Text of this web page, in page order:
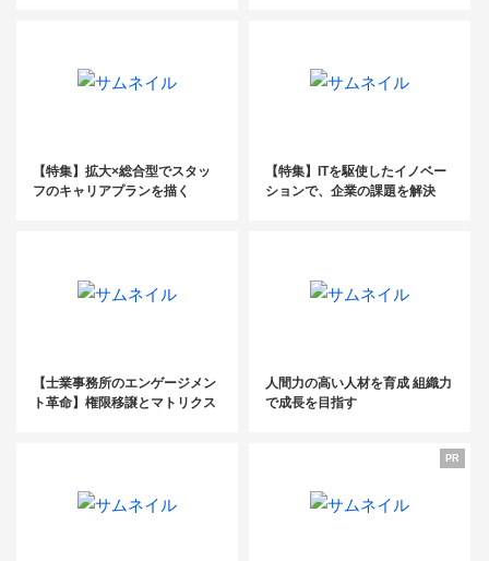
【特集】拡大×総合型でスタッ
フのキャリアプランを描く
【特集】ITを駆使したイノベー
ションで、企業の課題を解決
【士業事務所のエンゲージメン
ト革命】権限移譲とマトリクス
人間力の高い人材を育成 組織力
で成長を目指す
PR